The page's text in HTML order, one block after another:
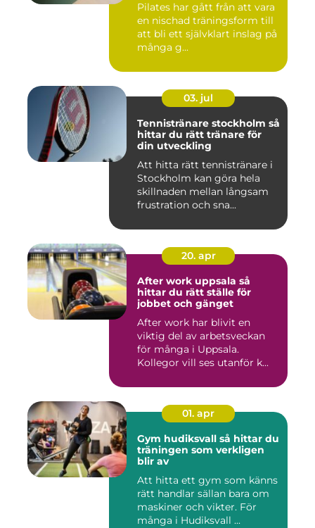
Pilates har gått från att vara
en nischad träningsform till
att bli ett självklart inslag på
många g...
03. jul
Tennistränare stockholm så
hittar du rätt tränare för
din utveckling
Att hitta rätt tennistränare i
Stockholm kan göra hela
skillnaden mellan långsam
frustration och sna...
20. apr
After work uppsala så
hittar du rätt ställe för
jobbet och gänget
After work har blivit en
viktig del av arbetsveckan
för många i Uppsala.
Kollegor vill ses utanför k...
01. apr
Gym hudiksvall så hittar du
träningen som verkligen
blir av
Att hitta ett gym som känns
rätt handlar sällan bara om
maskiner och vikter. För
många i Hudiksvall ...